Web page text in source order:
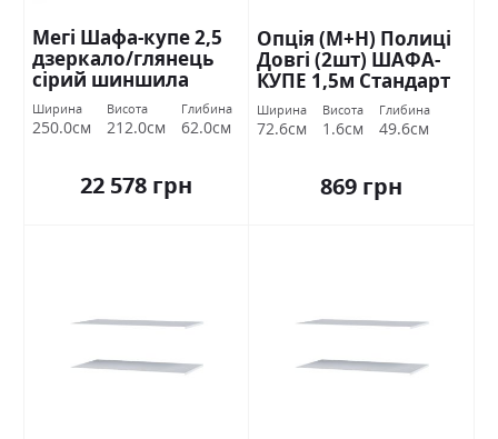
Мегі Шафа-купе 2,5
дзеркало/глянець
сірий шиншила
Міромарк
Ширина
250.0см
Висота
212.0см
Глибина
62.0см
22 578 грн
Опція (М+Н) Полиці
Довгі (2шт) ШАФА-
КУПЕ 1,5м Стандарт
Ширина
72.6см
Висота
1.6см
Глибина
49.6см
869 грн